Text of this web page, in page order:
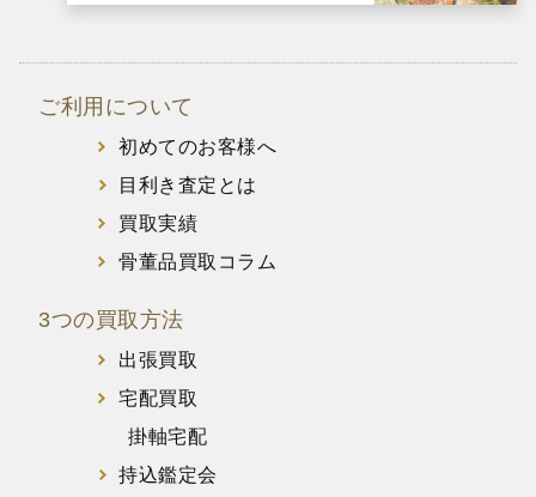
ご利用について
初めてのお客様へ
目利き査定とは
買取実績
骨董品買取コラム
3つの買取方法
出張買取
宅配買取
掛軸宅配
持込鑑定会